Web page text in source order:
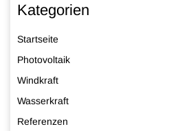
Kategorien
Startseite
Photovoltaik
Windkraft
Wasserkraft
Referenzen